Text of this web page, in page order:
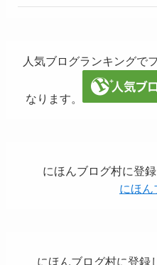
人気ブログランキングで
なります。
にほんブログ村に登
にほん
にほんブログ村に登録